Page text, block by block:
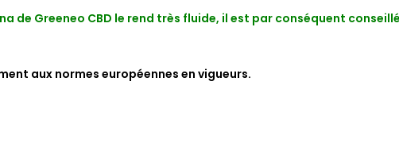
de Greeneo CBD le rend très fluide, il est par conséquent
aux normes européennes en vigueurs.